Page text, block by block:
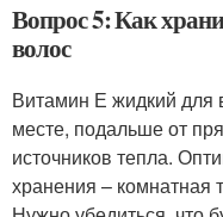
Вопрос 5: Как
волос
Витамин Е жидкий для
месте, подальше от
источников тепла.
хранения – комнатная